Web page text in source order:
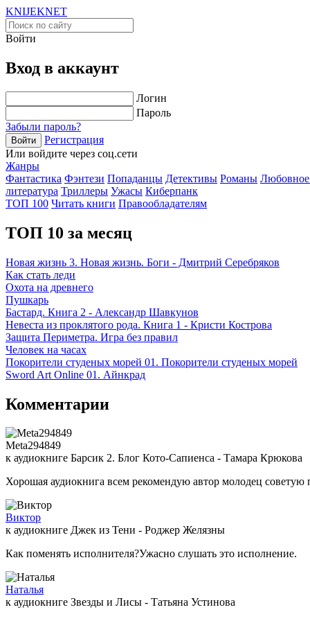
KNIJEKNET
Войти
Вход в аккаунт
Логин
Пароль
Забыли пароль?
Войти
Регистрация
Или войдите через соц.сети
Жанры
Фантастика Фэнтези Попаданцы Детективы Романы Любовное
литература Триллеры Ужасы Киберпанк
ТОП 100 Читать книги Правообладателям
ТОП 10 за месяц
Новая жизнь 3. Новая жизнь. Боги - Дмитрий Серебряков
Как стать леди
Охота на древнего
Пушкарь
Бастард. Книга 2 - Александр Шавкунов
Невеста из проклятого рода. Книга 1 - Кристи Кострова
Защита Периметра. Игра без правил
Человек на часах
Покорители студеных морей 01. Покорители студеных морей
Sword Art Online 01. Айнкрад
Комментарии
Meta294849
к аудиокниге Барсик 2. Блог Кото-Сапиенса - Тамара Крюкова
Хорошая аудиокнига всем рекомендую автор молодец советую
Виктор
к аудиокниге Джек из Тени - Роджер Желязны
Как поменять исполнителя?Ужасно слушать это исполнение.
Наталья
к аудиокниге Звезды и Лисы - Татьяна Устинова